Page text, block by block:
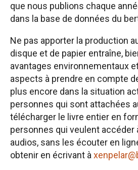
que nous publions chaque
dans la base de données du
Ne pas apporter la production
disque et de papier entraîne,
avantages environnementaux
aspects à prendre en compte
plus encore dans la situation
personnes qui sont attachées
télécharger le livre entier en
personnes qui veulent accéder
audios, sans les écouter en
obtenir en écrivant à